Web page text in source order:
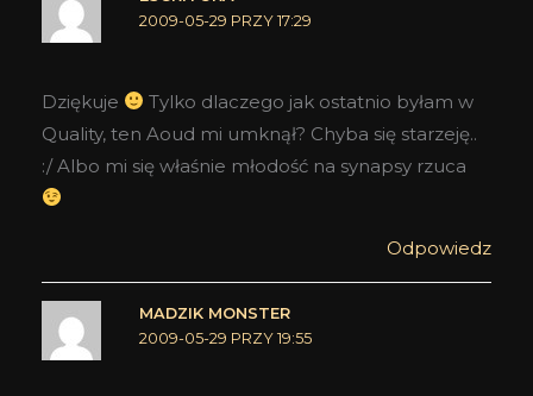
2009-05-29 PRZY 17:29
Dziękuje
Tylko dlaczego jak ostatnio byłam w
Quality, ten Aoud mi umknął? Chyba się starzeję..
:/ Albo mi się właśnie młodość na synapsy rzuca
Odpowiedz
MADZIK MONSTER
2009-05-29 PRZY 19:55